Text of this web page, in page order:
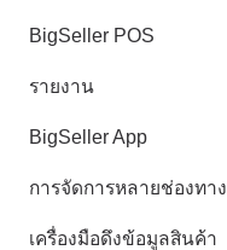
BigSeller POS
รายงาน
BigSeller App
การจัดการหลายช่องทาง
เครื่องมือดึงข้อมูลสินค้า